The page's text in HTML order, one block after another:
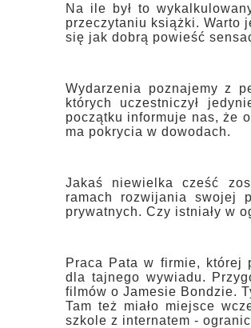
Na ile był to
przeczytaniu książki. Warto
się jak dobrą powieść
Wydarzenia poznajemy z
których uczestniczył
początku informuje nas, że
ma pokrycia w dowodach.
Jakaś niewielka cześć
ramach rozwijania swojej
prywatnych. Czy istniały w
Praca Pata w firmie, której
dla tajnego wywiadu.
filmów o Jamesie Bondzie.
Tam też miało miejsce
szkole z internatem -